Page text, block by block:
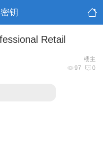
钥
Retail
楼主
97 0